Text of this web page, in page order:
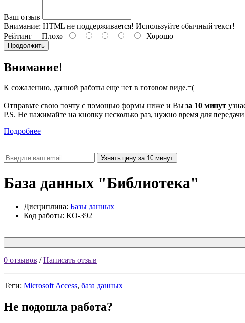
Ваш отзыв
Внимание: HTML не поддерживается! Используйте обычный текст!
Рейтинг Плохо Хорошо
Продолжить
Внимание!
К сожалению, данной работы еще нет в готовом виде.=(
Отправьте свою почту с помощью формы ниже и Вы за 10 минут
P.S. Не нажимайте на кнопку несколько раз, нужно время для
Подробнее
База данных "Библиотека"
Дисциплина: Базы данных
Код работы: КО-392
0 отзывов /Написать отзыв
Теги: Microsoft Access, база данных
Не подошла работа?